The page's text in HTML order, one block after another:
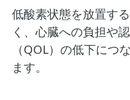
低酸素状態を放置す
く、心臓への負担や
（QOL）の低下につ
ます。